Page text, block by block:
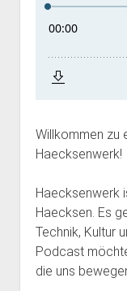
Willkommen zu
Haecksenwerk!
Haecksenwerk
Haecksen. Es
Technik, Kultur
Podcast
die uns